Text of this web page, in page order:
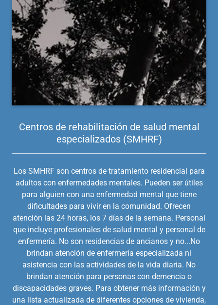
Centros de rehabilitación de salud mental
especializados (SMHRF)
Los SMHRF son centros de tratamiento residencial para
adultos con enfermedades mentales. Pueden ser útiles
para alguien con una enfermedad mental que tiene
dificultades para vivir en la comunidad. Ofrecen
atención las 24 horas, los 7 días de la semana. Personal
que incluye profesionales de salud mental y personal de
enfermería. No son residencias de ancianos y no...No
brindan atención de enfermería especializada ni
asistencia con las actividades de la vida diaria. No
brindan atención para personas con demencia o
discapacidades graves. Para obtener más información y
una lista actualizada de diferentes opciones de vivienda,